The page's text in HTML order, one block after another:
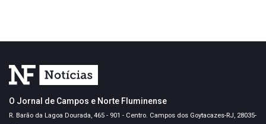
O Jornal de Campos e Norte Fluminense
R. Barão da Lagoa Dourada, 465 - 901 - Centro. Campos dos Goytacazes-RJ, 28035-